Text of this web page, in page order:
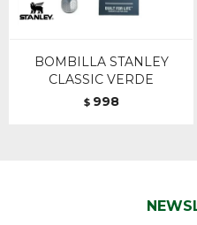
BOMBILLA STANLEY
CLASSIC VERDE
$ 998